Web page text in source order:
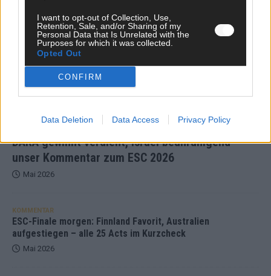
I want to opt-out of Collection, Use,
Retention, Sale, and/or Sharing of my
Personal Data that Is Unrelated with the
Purposes for which it was collected.
Opted Out
CONFIRM
Data Deletion Data Access Privacy Policy
Monaco, Sallys Café, Westernbrauerei – der
Europa-Park 2026 macht vieles neu
Juni 2026
DARA gewinnt verdient, Israel beunruhigend –
unser Kommentar zum ESC 2026
Mai 2026
KOMMENTAR
ESC-Finale morgen: Finnland Favorit, Australien
aufgestiegen – alle 25 Acts im Kurzcheck
Mai 2026